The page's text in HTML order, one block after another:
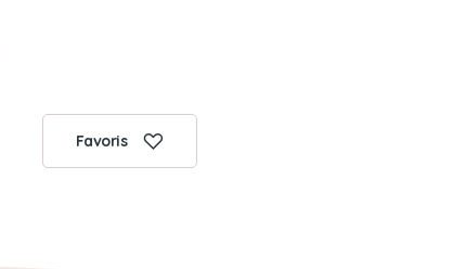
Favoris